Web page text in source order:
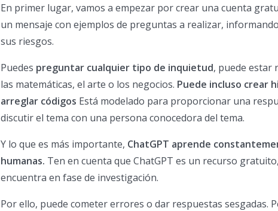
En primer lugar, vamos a empezar por crear una cuenta
un mensaje con ejemplos de preguntas a realizar,
sus riesgos.
Puedes preguntar cualquier tipo de inquietud, puede estar
las matemáticas, el arte o los negocios. Puede incluso crear
arreglar códigos Está modelado para proporcionar una
discutir el tema con una persona conocedora del tema.
Y lo que es más importante, ChatGPT aprende
humanas. Ten en cuenta que ChatGPT es un recurso
encuentra en fase de investigación.
Por ello, puede cometer errores o dar respuestas sesgadas.